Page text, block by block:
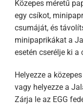
Közepes méretű
egy csíkot,
csumáját, és
minipaprikákat a
esetén cserélje ki a
Helyezze a
vagy helyezze a
Zárja le az EGG